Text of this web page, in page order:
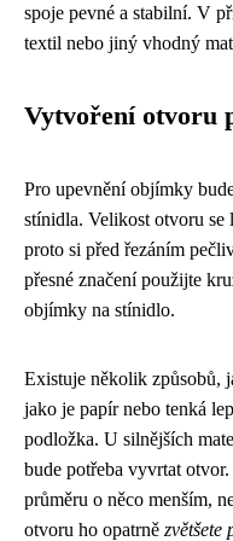
spoje pevné a stabilní. V
textil nebo jiný vhodný
Vytvoření otvoru
Pro upevnění objímky
stínidla. Velikost otvoru
proto si před řezáním
přesné značení použijte
objímky na stínidlo.
Existuje několik způsobů,
jako je papír nebo tenká
podložka. U silnějších
bude potřeba vyvrtat
průměru o něco menším,
otvoru ho opatrně zvětšete